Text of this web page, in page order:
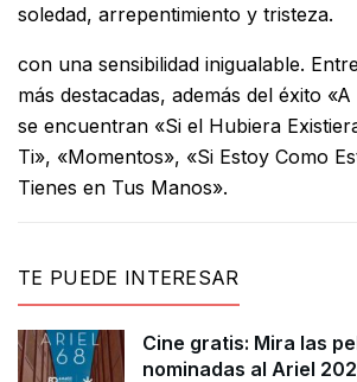
soledad, arrepentimiento y tristeza.
con una sensibilidad inigualable.
más destacadas, además del éxito
se encuentran «Si el Hubiera
Ti», «Momentos», «Si Estoy Como
Tienes en Tus Manos».
TE PUEDE INTERESAR
Cine gratis: Mira las
nominadas al Ariel